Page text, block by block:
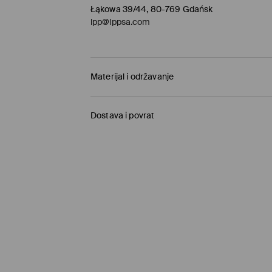
Łąkowa 39/44, 80-769 Gdańsk
lpp@lppsa.com
Materijal i održavanje
Materijal I :
Dostava i povrat